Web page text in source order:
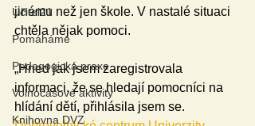
Učitel21
Pomáháme
Pedagogická praxe
Volnočasové aktivity
Knihovna DVZ
jinému než jen škole. V nastalé situaci
chtěla nějak pomoci.
„Hned jak jsem zaregistrovala
informaci, že se hledají pomocníci na
hlídání dětí, přihlásila jsem se.